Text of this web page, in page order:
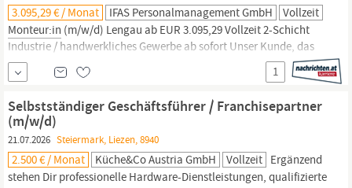
3.095,29 € / Monat IFAS Personalmanagement GmbH
Vollzeit
Monteur:in (m/w/d) Lengau ab EUR 3.095,29 Vollzeit 2-Schicht
Industrie / handwerkliches Gewerbe ab sofort Unser Kunde, das
internationale Technologie- und Maschinenbauunternehmen
PALFINGER (KV EMI), ist der weltweit führende Produzent und
Anbieter innovativer Kran- und Hebelösungen. Aktuell suchen wir
am Fertigungs- und Montagestandort Lengau zum
1
Selbstständiger Geschäftsführer / Franchisepartner
(m/w/d)
21.07.2026 Steiermark, Liezen, 8940
2.500 € / Monat Küche&Co Austria GmbH Vollzeit Ergänzend
stehen Dir professionelle Hardware-Dienstleistungen, qualifizierte